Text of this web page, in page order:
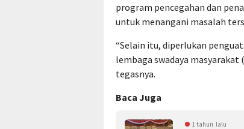
program pencegahan dan
untuk menangani masalah
“Selain itu, diperlukan
lembaga swadaya masyarakat
tegasnya.
Baca Juga
1 tahun lalu